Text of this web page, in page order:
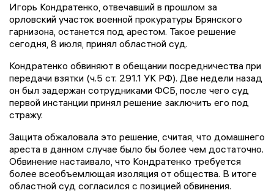
Игорь Кондратенко, отвечавший в прошлом за
орловский участок военной прокуратуры Брянского
гарнизона, останется под арестом. Такое решение
сегодня, 8 июля, принял областной суд.
Кондратенко обвиняют в обещании посредничества при
передачи взятки (ч.5 ст. 291.1 УК РФ). Две недели назад
он был задержан сотрудниками ФСБ, после чего суд
первой инстанции принял решение заключить его под
стражу.
Защита обжаловала это решение, считая, что домашнего
ареста в данном случае было бы более чем достаточно.
Обвинение настаивало, что Кондратенко требуется
более всеобъемлющая изоляция от общества. В итоге
областной суд согласился с позицией обвинения.